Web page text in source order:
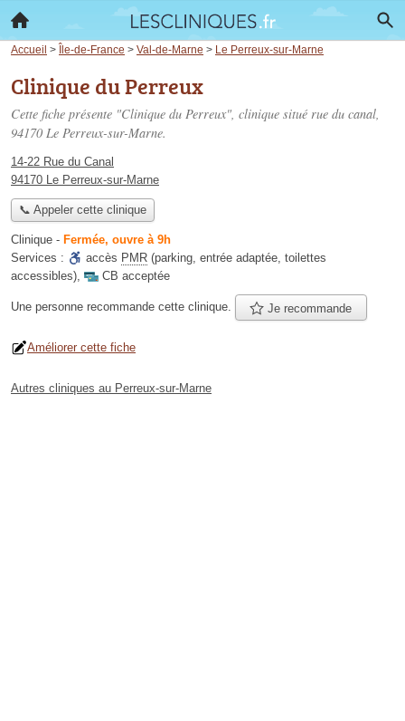
Accueil > Île-de-France > Val-de-Marne > Le Perreux-sur-Marne
Clinique du Perreux
Cette fiche présente "Clinique du Perreux", clinique situé rue du canal,
94170 Le Perreux-sur-Marne.
14-22 Rue du Canal
94170 Le Perreux-sur-Marne
📞 Appeler cette clinique
Clinique - Fermée, ouvre à 9h
Services :
accès PMR (parking, entrée adaptée, toilettes
accessibles), CB acceptée
Une personne recommande cette clinique. Je recommande
Améliorer cette fiche
Autres cliniques au Perreux-sur-Marne